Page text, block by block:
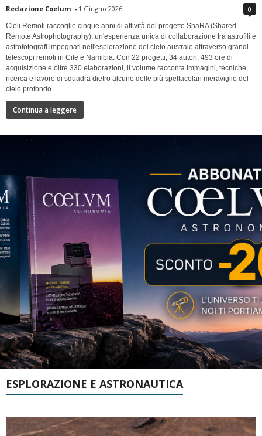
Redazione Coelum - 1 Giugno 2026 0
Cieli Remoti raccoglie cinque anni di attività del progetto ShaRA (Shared
Remote Astrophotography), un'esperienza unica di collaborazione tra astrofili e
astrofotografi impegnati nell'esplorazione del cielo australe attraverso grandi
telescopi remoti in Cile e Namibia. Con 22 progetti, 34 autori, 493 ore di
acquisizione e oltre 330 elaborazioni, il volume racconta immagini, tecniche,
ricerca e lavoro di squadra dietro alcune delle più spettacolari meraviglie del
cielo profondo.
Continua a leggere
ESPLORAZIONE E ASTRONAUTICA